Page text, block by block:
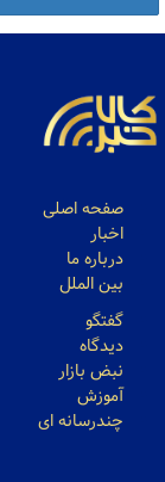
صفحه اصلی
اخبار
درباره ما
بین الملل
گفتگو
دیدگاه
نبض بازار
آموزش
چندرسانه ای